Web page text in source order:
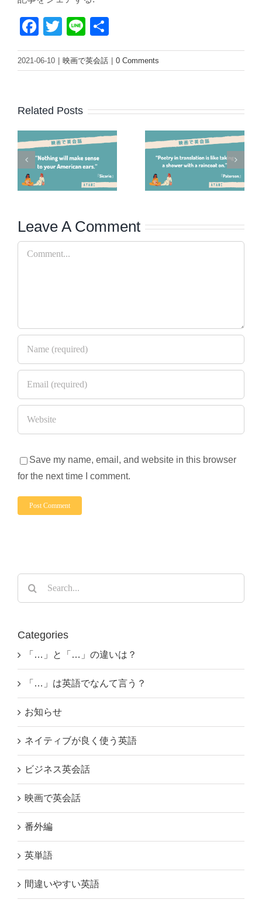
Facebook
Twitter
Line
2021-06-10 映画で英会話 0 Comments
Related Posts
Leave A Comment
Comment
Save my name, email, and website in this browser
for the next time I comment.
Categories
「…」と「…」の違いは？
「…」は英語でなんて言う？
お知らせ
ネイティブが良く使う英語
ビジネス英会話
映画で英会話
番外編
英単語
間違いやすい英語